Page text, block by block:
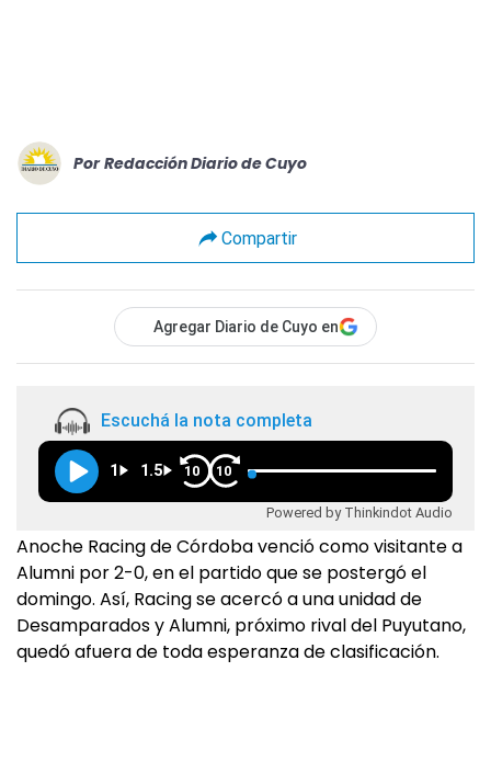
Por Redacción Diario de Cuyo
Compartir
Agregar Diario de Cuyo en
Escuchá la nota completa
1 1.5 10 10
Powered by Thinkindot Audio
Anoche Racing de Córdoba venció como visitante a
Alumni por 2-0, en el partido que se postergó el
domingo. Así, Racing se acercó a una unidad de
Desamparados y Alumni, próximo rival del Puyutano,
quedó afuera de toda esperanza de clasificación.